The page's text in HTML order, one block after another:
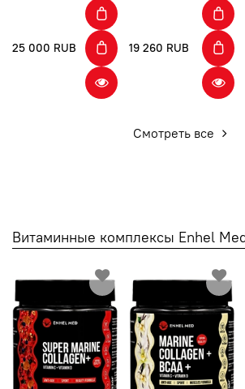
25 000 RUB 19 260 RUB
Смотреть все
Витаминные комплексы Enhel